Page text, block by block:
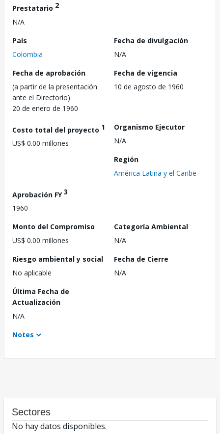
Prestatario 2
N/A
País
Colombia
Fecha de divulgación
N/A
Fecha de aprobación
(a partir de la presentación
ante el Directorio)
20 de enero de 1960
Fecha de vigencia
10 de agosto de 1960
Costo total del proyecto 1
US$ 0.00 millones
Organismo Ejecutor
N/A
Región
América Latina y el Caribe
Aprobación FY3
1960
Monto del Compromiso
US$ 0.00 millones
Categoría Ambiental
N/A
Riesgo ambiental y social
No aplicable
Fecha de Cierre
N/A
Última Fecha de
Actualización
N/A
Notes
Sectores
No hay datos disponibles.